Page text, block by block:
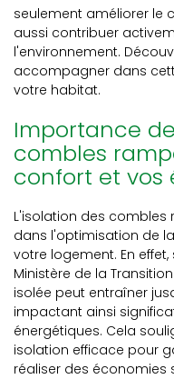
seulement améliorer le
aussi contribuer
l'environnement.
accompagner dans
votre habitat.
Importance
combles
confort et vos
L'isolation des combles
dans l'optimisation de
votre logement. En
Ministère de la
isolée peut entraîner
impactant ainsi
énergétiques. Cela
isolation efficace pour
réaliser des économies